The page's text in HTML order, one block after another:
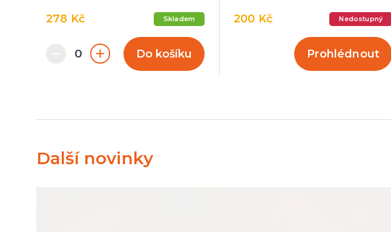
278 Kč Skladem
Do košíku
200 Kč Nedostupný
Prohlédnout
Další novinky